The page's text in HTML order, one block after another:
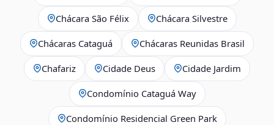
Chácara São Félix Chácara Silvestre
Chácaras Cataguá Chácaras Reunidas Brasil
Chafariz Cidade Deus Cidade Jardim
Condomínio Cataguá Way
Condomínio Residencial Green Park